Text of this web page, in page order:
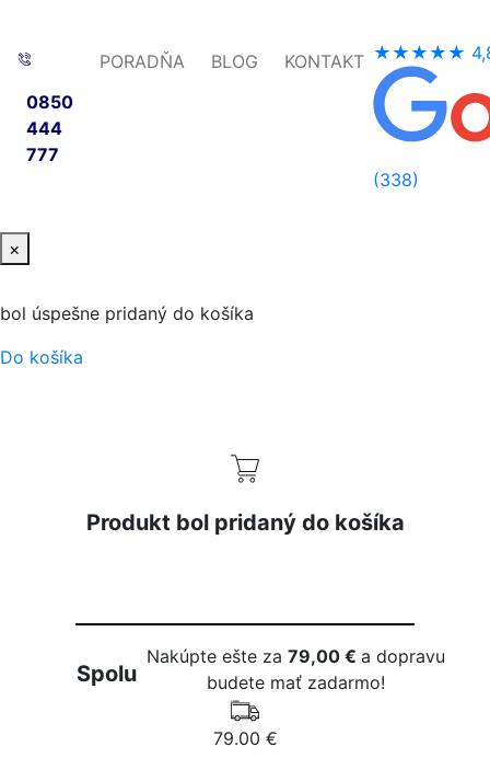
0850
444
777
PORADŇA BLOG KONTAKT ★★★★★
(338)
×
bol úspešne pridaný do košíka
Do košíka
Produkt bol pridaný do košíka
Spolu
Nakúpte ešte za79,00 €a dopravu
budete mať zadarmo!
79.00 €